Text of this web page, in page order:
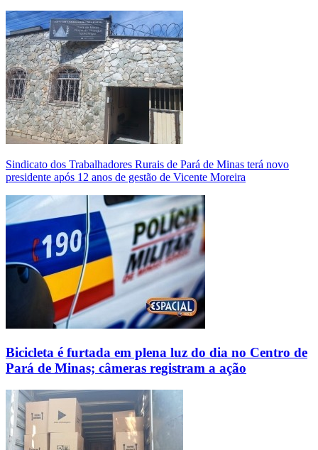
Sindicato dos Trabalhadores Rurais de Pará de Minas terá novo
presidente após 12 anos de gestão de Vicente Moreira
Bicicleta é furtada em plena luz do dia no Centro de
Pará de Minas; câmeras registram a ação